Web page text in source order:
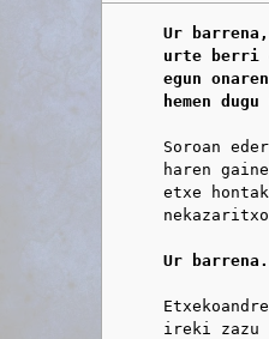
Ur
urte berri
egun
hemen dugu
Soroan
haren
etxe
Ur
ireki zazu